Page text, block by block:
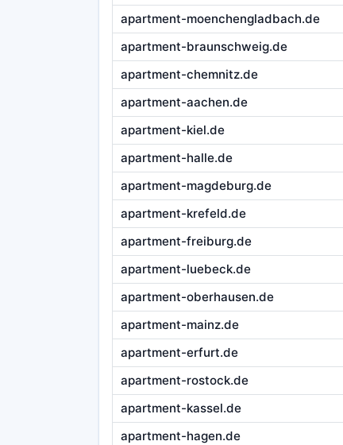
apartment-moenchengladbach.de
apartment-braunschweig.de
apartment-chemnitz.de
apartment-aachen.de
apartment-kiel.de
apartment-halle.de
apartment-magdeburg.de
apartment-krefeld.de
apartment-freiburg.de
apartment-luebeck.de
apartment-oberhausen.de
apartment-mainz.de
apartment-erfurt.de
apartment-rostock.de
apartment-kassel.de
apartment-hagen.de